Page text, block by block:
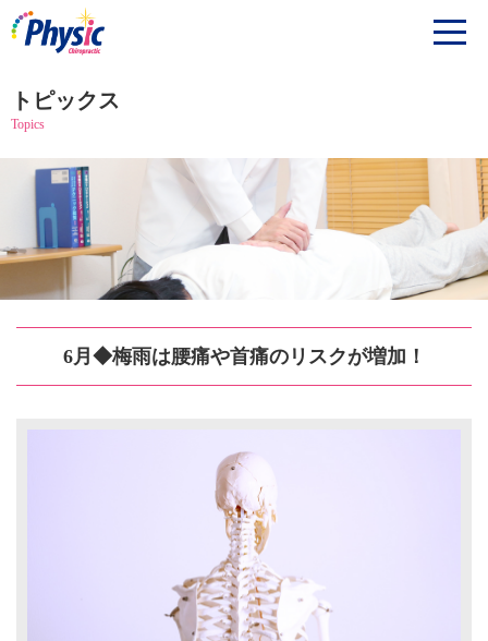
トピックス
Topics
6月◆梅雨は腰痛や首痛のリスクが増加！